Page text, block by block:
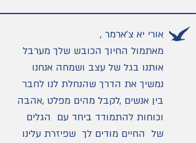
אורי יא צ'ארמר ,
מאתמול החיוך הכובש שלך מערבל
אותנו בגל של עצב ושמחה אנחנו
נמשיך את הדרך שהנחלת לנו לחבר
בין אנשים ,לקבל מהים מפלט ,אהבה
וכוחות להתמודד ביחד עם הגלים
של החיים מודים לך שפיזרת עלינו